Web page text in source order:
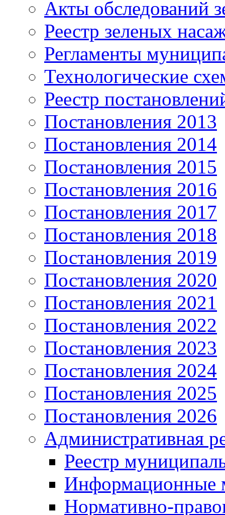
Акты обследований
Реестр зеленых
Регламенты
Технологические
Реестр
Постановления 2013
Постановления 2014
Постановления 2015
Постановления 2016
Постановления 2017
Постановления 2018
Постановления 2019
Постановления 2020
Постановления 2021
Постановления 2022
Постановления 2023
Постановления 2024
Постановления 2025
Постановления 2026
Административная
Реестр
Информационные
Нормативно-